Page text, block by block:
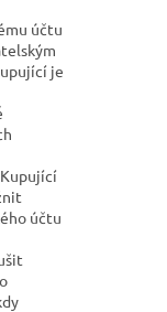
účtu
je
účtu